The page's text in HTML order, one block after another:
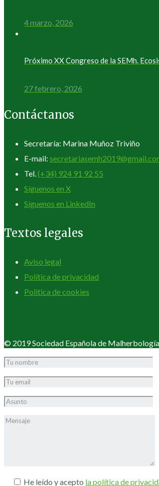
4 marzo, 2026
Próximo XX Congreso de la SEMh.
27 febrero, 2026
Contáctanos
Secretaría: Marina Muñoz Triviño
E-mail:
Tel. (+34) 924 91 92 55
Síguenos en X
Síguenos en LinkedIn
Textos legales
Aviso legal
Política de privacidad
Política de cookies
© 2019 Sociedad Española de Malherbología
He leído y acepto la política de